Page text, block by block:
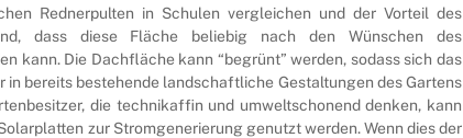
Rednerpulten in Schulen vergleichen und der Vorteil des
dass diese Fläche beliebig nach den Wünschen des
kann. Die Dachfläche kann “begrünt” werden, sodass sich das
in bereits bestehende landschaftliche Gestaltungen des Gartens
die technikaffin und umweltschonend denken, kann
zur Stromgenerierung genutzt werden. Wenn dies der